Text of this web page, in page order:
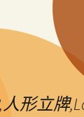
形立牌